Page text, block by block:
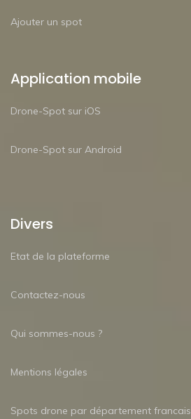
Ajouter un spot
Application mobile
Drone-Spot sur iOS
Drone-Spot sur Android
Divers
Etat de la plateforme
Contactez-nous
Qui sommes-nous ?
Mentions légales
Spots drone par département francais